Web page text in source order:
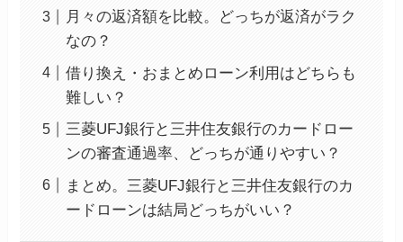
月々の返済額を比較。どっちが返済がラク
なの？
借り換え・おまとめローン利用はどちらも
難しい？
三菱UFJ銀行と三井住友銀行のカードロー
ンの審査通過率、どっちが通りやすい？
まとめ。三菱UFJ銀行と三井住友銀行のカ
ードローンは結局どっちがいい？